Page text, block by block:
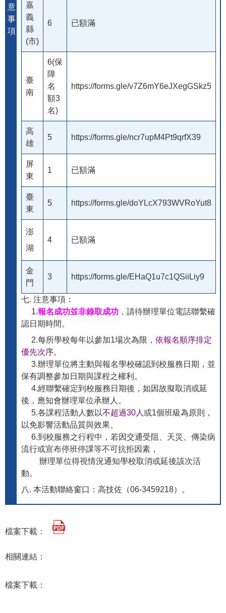
意
事
項
嘉
義
縣
(市)
6 已額滿
臺
南
6(保
障
名
額3
名)
https://forms.gle/v7Z6mY6eJXegGSkz5
高
雄
5 https://forms.gle/ncr7upM4Pt9qrfX39
屏
東
1 已額滿
臺
東
5 https://forms.gle/doYLcX793WVRoYut8
澎
湖
4 已額滿
金
門
3 https://forms.gle/EHaQ1u7c1QSiiLiy9
七. 注意事項：
1.報名成功並非錄取成功 ，請待辦理單位電話聯繫確
認日期時間。
2.每所學校每年以參加1場次為限， 依報名順序排定
優先次序。
3.辦理單位將主動與報名學校確認到校服務日期，並
保有調整參加日期與課程之權利。
4.經聯繫確定到校服務日期後，如因故擬取消或延
後，應知會辦理單位承辦人。
5.各課程活動人數以不超過30人 或1個班級為原則，
以免影響活動品質與效果。
6.到校服務之行程中，若因交通受阻、天災、傳染病
流行或宣布停班停課等不可抗拒因素，
辦理單位得視情況通知學校取消或延後該次活
動。
八. 本活動聯絡窗口：高技佐（06-3459218）。